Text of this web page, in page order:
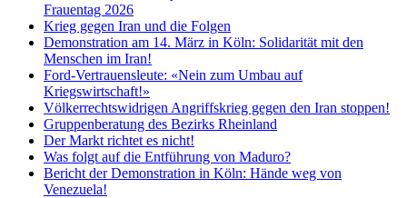
Frauentag 2026
Krieg gegen Iran und die Folgen
Demonstration am 14. März in Köln: Solidarität mit den
Menschen im Iran!
Ford-Vertrauensleute: «Nein zum Umbau auf
Kriegswirtschaft!»
Völkerrechtswidrigen Angriffskrieg gegen den Iran stoppen!
Gruppenberatung des Bezirks Rheinland
Der Markt richtet es nicht!
Was folgt auf die Entführung von Maduro?
Bericht der Demonstration in Köln: Hände weg von
Venezuela!